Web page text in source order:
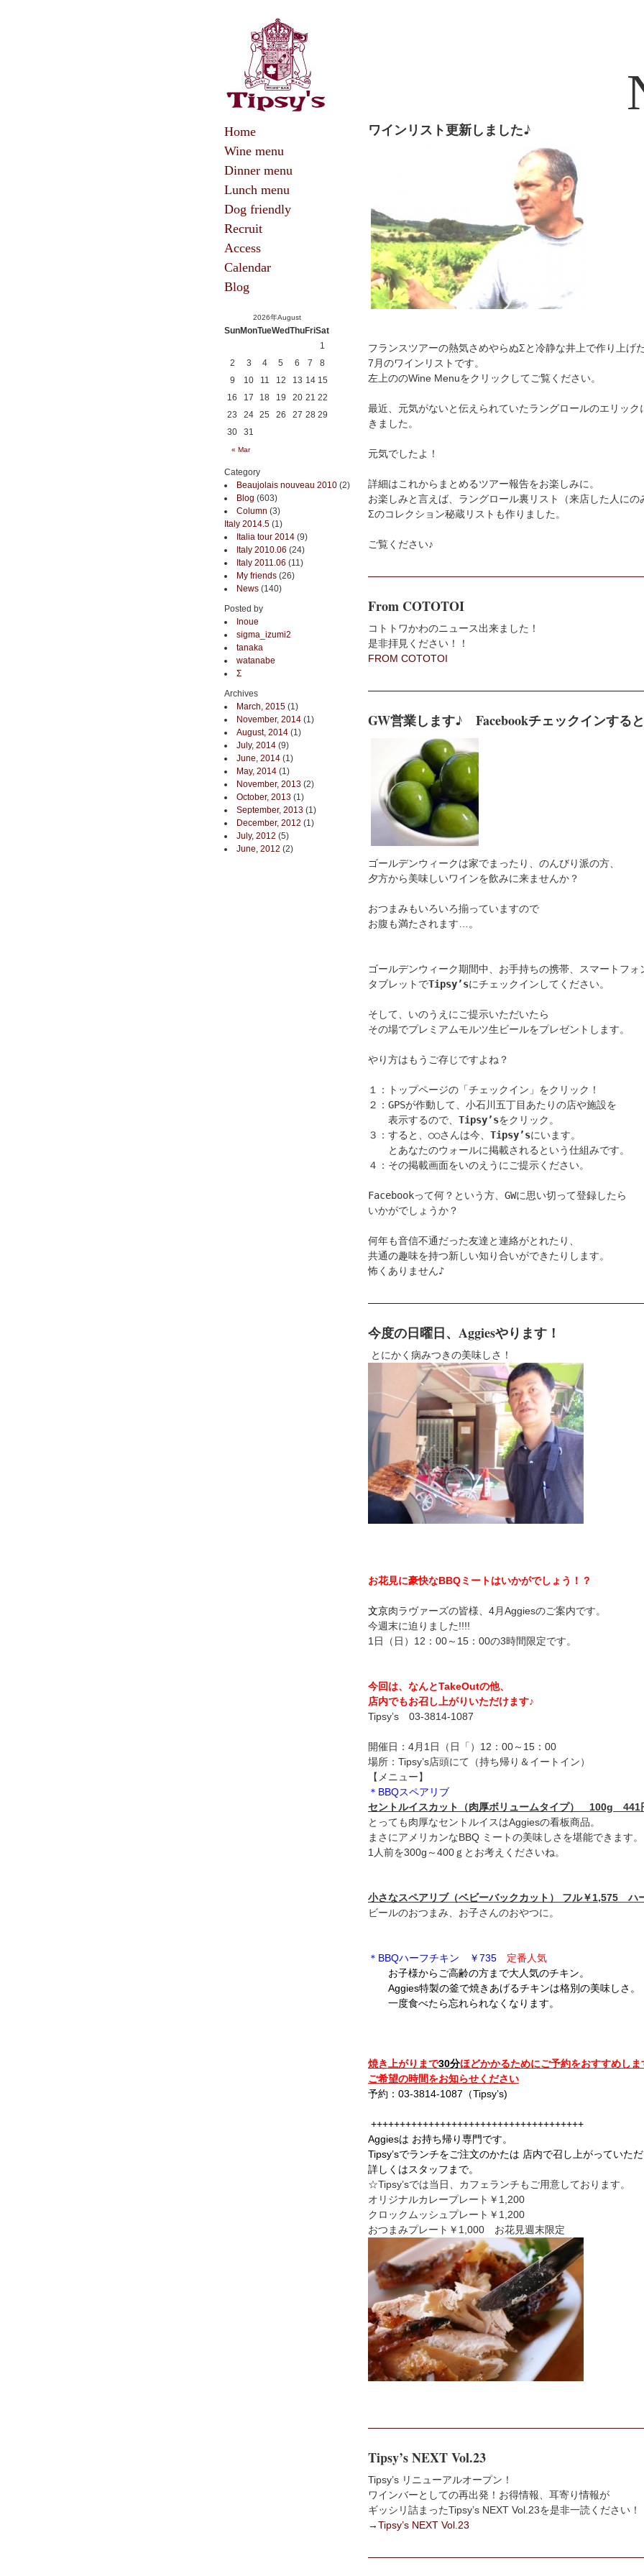
ワインリスト更新しました♪
フランスツアーの熱気さめやらぬΣと冷静な井上で作り上げ
7月のワインリストです。
左上ののWine Menuをクリックしてご覧ください。
最近、元気がないと伝えられていたラングロールのエリック
きました。
元気でしたよ！
詳細はこれからまとめるツアー報告をお楽しみに。
お楽しみと言えば、ラングロール裏リスト（来店した人にの
Σのコレクション秘蔵リストも作りました。
ご覧ください♪
From COTOTOI
コトトワかわのニュース出来ました！
是非拝見ください！！
FROM COTOTOI
GW営業します♪ Facebookチェックインする
ゴールデンウィークは家でまったり、のんびり派の方、
夕方から美味しいワインを飲みに来ませんか？
おつまみもいろいろ揃っていますので
お腹も満たされます…。
ゴールデンウィーク期間中、お手持ちの携帯、スマートフォ
タブレットでTipsy’sにチェックインしてください。
そして、いのうえにご提示いただいたら
その場でプレミアムモルツ生ビールをプレゼントします。
やり方はもうご存じですよね？
１：トップページの「チェックイン」をクリック！
２：GPSが作動して、小石川五丁目あたりの店や施設を
表示するので、 Tipsy’sをクリック。
３：すると、○○さんは今、 Tipsy’sにいます。
とあなたのウォールに掲載されるという仕組みです。
４：その掲載画面をいのえうにご提示ください。
Facebookって何？という方、GWに思い切って登録したら
いかがでしょうか？
何年も音信不通だった友達と連絡がとれたり、
共通の趣味を持つ新しい知り合いができたりします。
怖くありません♪
今度の日曜日、Aggiesやります！
とにかく病みつきの美味しさ！
お花見に豪快なBBQミートはいかがでしょう！？
文京肉ラヴァーズの皆様、4月Aggiesのご案内です。
今週末に迫りました!!!!
1日（日）12：00～15：00の3時間限定です。
今回は、なんとTakeOutの他、
店内でもお召し上がりいただけます♪
Tipsy’s 03-3814-1087
開催日：4月1日（日「）12：00～15：00
場所：Tipsy’s店頭にて（持ち帰り＆イートイン）
【メニュー】
＊BBQスペアリブ
セントルイスカット（肉厚ボリュームタイプ） 100g 441
とっても肉厚なセントルイスはAggiesの看板商品。
まさにアメリカンなBBQ ミートの美味しさを堪能できます。
1人前を300g～400ｇとお考えくださいね。
小さなスペアリブ（ベビーバックカット） フル￥1,575 ハ
ビールのおつまみ、お子さんのおやつに。
＊BBQハーフチキン ￥735 定番人気
お子様からご高齢の方まで大人気のチキン。
Aggies特製の釜で焼きあげるチキンは格別の美味しさ。
一度食べたら忘れられなくなります。
焼き上がりまで30分ほどかかるためにご予約をおすすめしま
ご希望の時間をお知らせください
予約：03-3814-1087（Tipsy’s)
+++++++++++++++++++++++++++++++++++++
Aggiesは お持ち帰り専門です。
Tipsy’sでランチをご注文のかたは 店内で召し上がっていた
詳しくはスタッフまで。
☆Tipsy’sでは当日、カフェランチもご用意しております。
オリジナルカレープレート￥1,200
クロックムッシュプレート￥1,200
おつまみプレート￥1,000 お花見週末限定
Tipsy’s NEXT Vol.23
Tipsy’s リニューアルオープン！
ワインバーとしての再出発！お得情報、耳寄り情報が
ギッシリ詰まったTipsy’s NEXT Vol.23を是非一読ください！
→Tipsy’s NEXT Vol.23
Home
Wine menu
Dinner menu
Lunch menu
Dog friendly
Recruit
Access
Calendar
Blog
2026年August
SunMonTueWedThuFriSat
« Mar
1
2
3 4 5 6 7
8
9
10 11 12 13 14 15
16
17 18 19 20 21 22
23
24 25 26 27 28 29
30
31
Category
Beaujolais nouveau 2010 (2)
Blog (603)
Column (3)
Italy 2014.5 (1)
Italia tour 2014 (9)
Italy 2010.06 (24)
Italy 2011.06 (11)
My friends (26)
News (140)
Posted by
Inoue
sigma_izumi2
tanaka
watanabe
Σ
Archives
March, 2015 (1)
November, 2014 (1)
August, 2014 (1)
July, 2014 (9)
June, 2014 (1)
May, 2014 (1)
November, 2013 (2)
October, 2013 (1)
September, 2013 (1)
December, 2012 (1)
July, 2012 (5)
June, 2012 (2)